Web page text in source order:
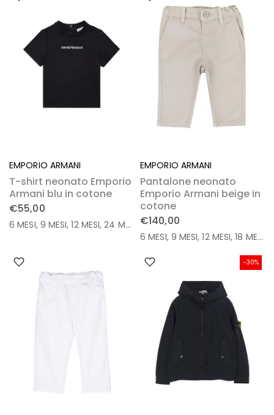
EMPORIO ARMANI
T-shirt neonato Emporio
Armani blu in cotone
€55,00
6 MESI 9 MESI 12 MESI 24 MESI 36 MESI
EMPORIO ARMANI
Pantalone neonato
Emporio Armani beige in
cotone
€140,00
6 MESI 9 MESI 12 MESI 18 MESI
-30%